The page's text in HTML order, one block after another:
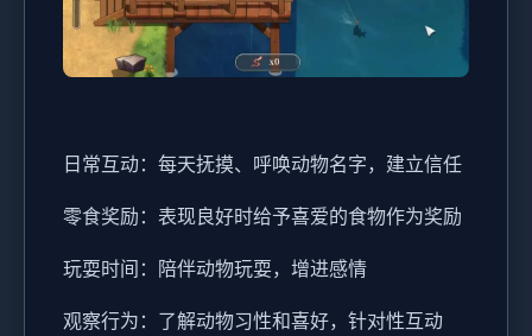
日常互动：每天抚摸、呼唤动物名字，建立信任
零食奖励：表现良好时给予喜爱的食物作为奖励
玩耍时间：陪伴动物玩耍，增进感情
观察行为：了解动物习性和喜好，针对性互动